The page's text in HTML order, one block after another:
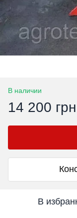
В наличии
14 200 грн
В